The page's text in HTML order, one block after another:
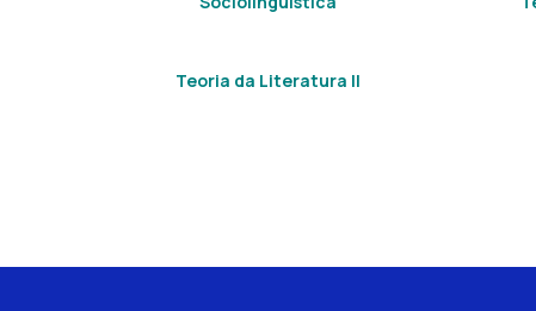
Teoria da Literatura II